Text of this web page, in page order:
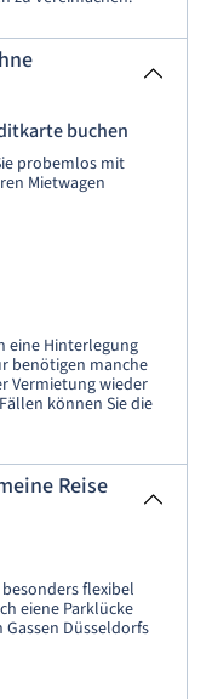
buchen
probemlos mit
Mietwagen
eine Hinterlegung
benötigen manche
Vermietung wieder
können Sie die
Reise
flexibel
eiene Parklücke
Düsseldorfs